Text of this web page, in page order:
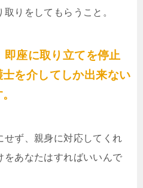
りをしてもらうこと。
即座に取り立てを停止
を介してしか出来ない
せず、親身に対応してくれ
をあなたはすればいいんで